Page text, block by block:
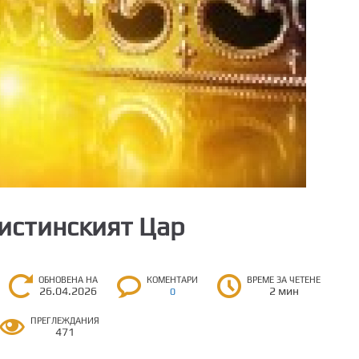
Цар
ОБНОВЕНА НА
26.04.2026
КОМЕНТАРИ
0
ВРЕМЕ ЗА ЧЕТЕНЕ
2 мин
ПРЕГЛЕЖДАНИЯ
471